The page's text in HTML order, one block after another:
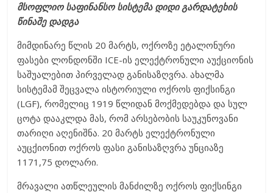
მსოფლიო საფინანსო სისტემა დიდი გარდატეხის
წინაშე დადგა
მიმდინარე წლის 20 მარტს, ოქროზე ეტალონური
ფასები ლონდონში ICE-ის ელექტრონული აუქციონის
საშუალებით პირველად განისაზღვრა. ახალმა
სისტემამ შეცვალა ისტორიული ოქროს ფიქსინგი
(LGF), რომელიც 1919 წლიდან მოქმედებდა და სულ
ცოტა დააკლდა მას, რომ არსებობის საუკუნოვანი
თარიღი აღენიშნა. 20 მარტს ელექტრონული
აუცქიონით ოქროს ფასი განისაზღვრა უნციაზე
1171,75 დოლარი.
მრავალი ათწლეულის მანძილზე ოქროს ფიქსინგი